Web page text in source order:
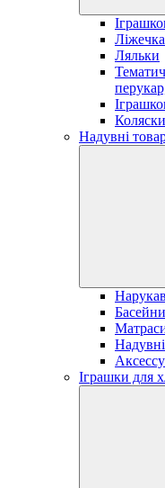
Ляльки
Коляски
Надувні
Басейни
Іграшки для